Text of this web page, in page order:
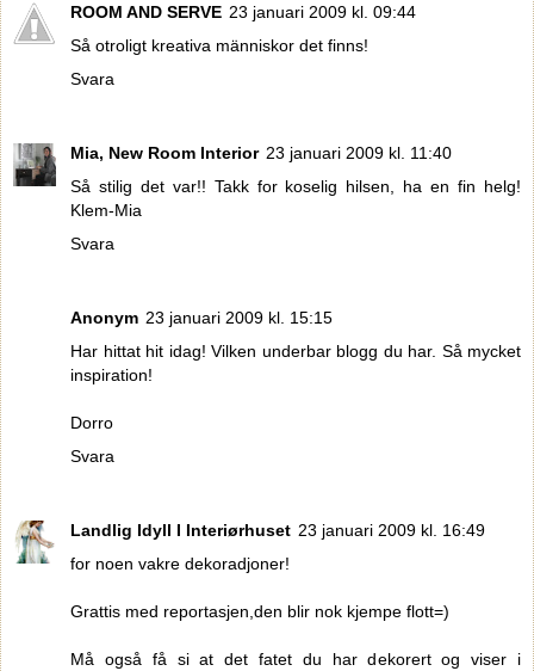
ROOM AND SERVE 23 januari 2009 kl. 09:44
Så otroligt kreativa människor det finns!
Svara
Mia, New Room Interior 23 januari 2009 kl. 11:40
Så stilig det var!! Takk for koselig hilsen, ha en fin helg!
Klem-Mia
Svara
Anonym 23 januari 2009 kl. 15:15
Har hittat hit idag! Vilken underbar blogg du har. Så mycket
inspiration!
Dorro
Svara
Landlig Idyll I Interiørhuset 23 januari 2009 kl. 16:49
for noen vakre dekoradjoner!
Grattis med reportasjen,den blir nok kjempe flott=)
Må også få si at det fatet du har dekorert og viser i